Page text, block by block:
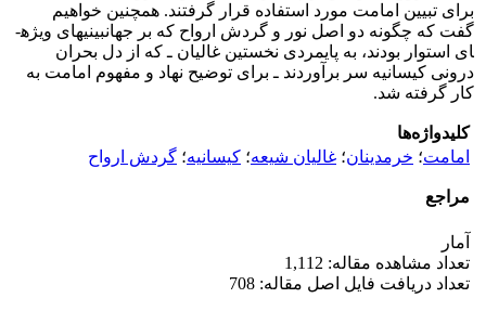
برای تبیین امامت مورد استفاده قرار گرفتند. همچنین خواهیم
گفت که چگونه دو اصل نور و گردش ارواح که بر جهان­بینی­های ویژه­
ای استوار بودند، به پایمردی نخستین غالیان ­ـ که از دل بحران
درونی کیسانیه سر برآوردند ­ـ برای توضیح نهاد و مفهوم امامت به
کار گرفته شد.
کلیدواژه‌ها
امامت؛ خرمدینان؛ غالیان شیعه؛ کیسانیه؛ گردش ارواح
مراجع
آمار
تعداد مشاهده مقاله: 1,112
تعداد دریافت فایل اصل مقاله: 708